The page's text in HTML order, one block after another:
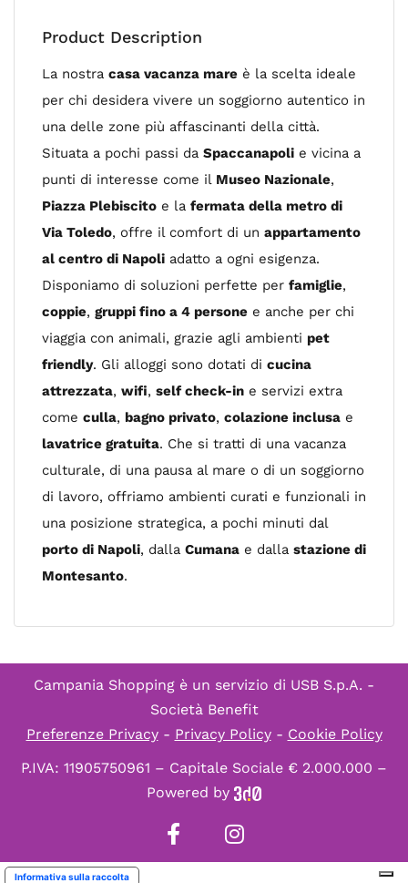
Product Description
La nostra casa vacanza mare è la scelta ideale
per chi desidera vivere un soggiorno autentico in
una delle zone più affascinanti della città.
Situata a pochi passi da Spaccanapoli e vicina a
punti di interesse come il Museo Nazionale,
Piazza Plebiscito e la fermata della metro di
Via Toledo, offre il comfort di un appartamento
al centro di Napoli adatto a ogni esigenza.
Disponiamo di soluzioni perfette per famiglie,
coppie, gruppi fino a 4 persone e anche per chi
viaggia con animali, grazie agli ambienti pet
friendly. Gli alloggi sono dotati di cucina
attrezzata, wifi, self check-in e servizi extra
come culla, bagno privato, colazione inclusa e
lavatrice gratuita. Che si tratti di una vacanza
culturale, di una pausa al mare o di un soggiorno
di lavoro, offriamo ambienti curati e funzionali in
una posizione strategica, a pochi minuti dal
porto di Napoli, dalla Cumana e dalla stazione di
Montesanto.
Campania Shopping è un servizio di USB S.p.A. -
Società Benefit
Preferenze Privacy- Privacy Policy- Cookie Policy
P.IVA: 11905750961 – Capitale Sociale € 2.000.000 –
Powered by
Informativa sulla raccolta